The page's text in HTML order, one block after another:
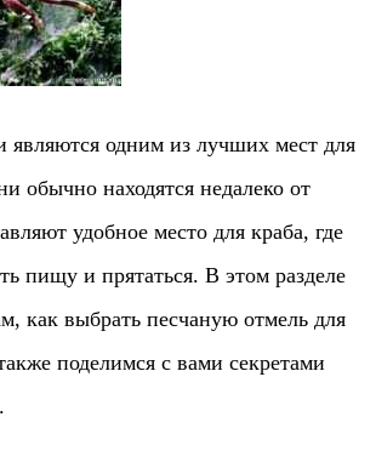
являются одним из лучших мест для
обычно находятся недалеко от
удобное место для краба, где
пищу и прятаться. В этом разделе
как выбрать песчаную отмель для
поделимся с вами секретами